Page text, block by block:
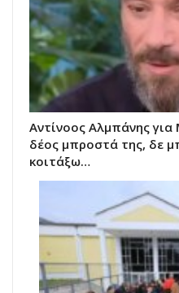
Αντίνοος Αλμπάνης
δέος μπροστά της, δε
κοιτάξω…